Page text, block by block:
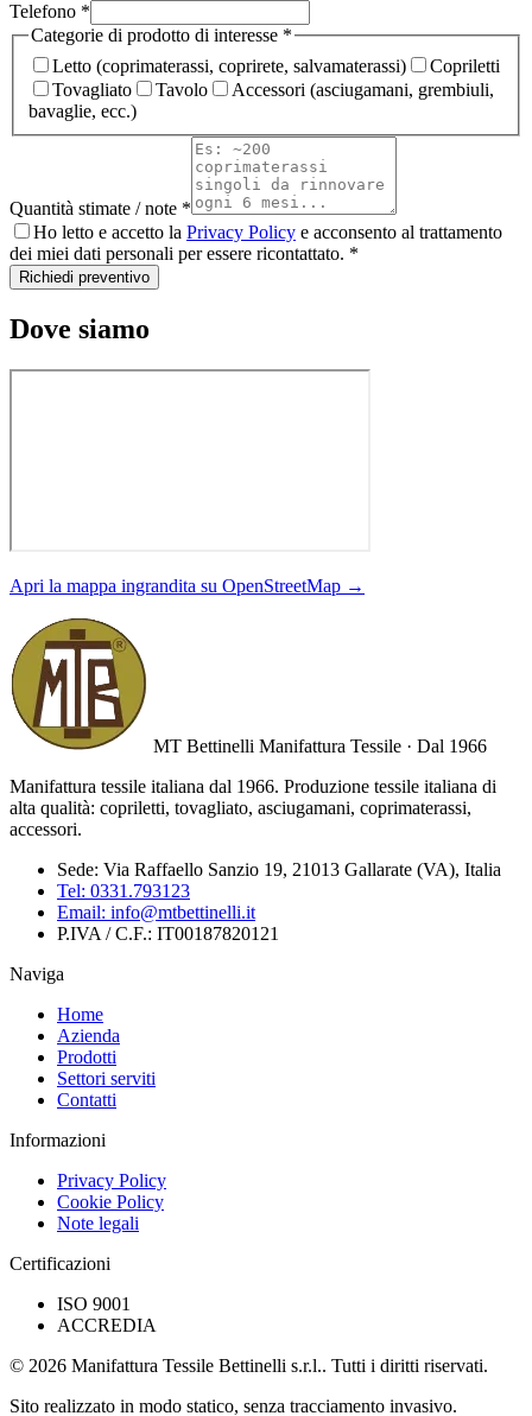
Telefono *
Categorie di prodotto di interesse *
Letto (coprimaterassi, coprirete, salvamaterassi)
Copriletti
Tovagliato
Tavolo
Accessori (asciugamani, grembiuli,
bavaglie, ecc.)
Quantità stimate / note *
Ho letto e accetto la Privacy Policy e acconsento al trattamento
dei miei dati personali per essere ricontattato. *
Richiedi preventivo
Dove siamo
Apri la mappa ingrandita su OpenStreetMap →
MT Bettinelli Manifattura Tessile · Dal 1966
Manifattura tessile italiana dal 1966. Produzione tessile italiana di
alta qualità: copriletti, tovagliato, asciugamani, coprimaterassi,
accessori.
Sede: Via Raffaello Sanzio 19, 21013 Gallarate (VA), Italia
Tel: 0331.793123
Email: info@mtbettinelli.it
P.IVA / C.F.: IT00187820121
Naviga
Home
Azienda
Prodotti
Settori serviti
Contatti
Informazioni
Privacy Policy
Cookie Policy
Note legali
Certificazioni
ISO 9001
ACCREDIA
© 2026 Manifattura Tessile Bettinelli s.r.l.. Tutti i diritti riservati.
Sito realizzato in modo statico, senza tracciamento invasivo.